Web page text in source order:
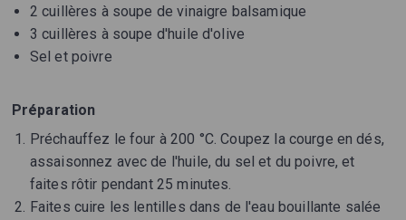
2 cuillères à soupe de vinaigre balsamique
3 cuillères à soupe d'huile d'olive
Sel et poivre
Préparation
Préchauffez le four à 200 °C. Coupez la courge en dés,
assaisonnez avec de l'huile, du sel et du poivre, et
faites rôtir pendant 25 minutes.
Faites cuire les lentilles dans de l'eau bouillante salée